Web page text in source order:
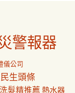
警報器
儀公司
民生頭條
髮精推薦 熱水器